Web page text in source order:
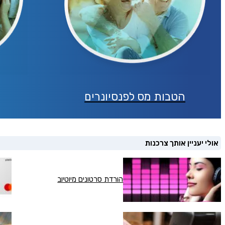
הטבות מס לפנסיונרים
אולי יעניין אותך צרכנות
הורדת סרטונים מיוטיוב
אני מסכימ/ה